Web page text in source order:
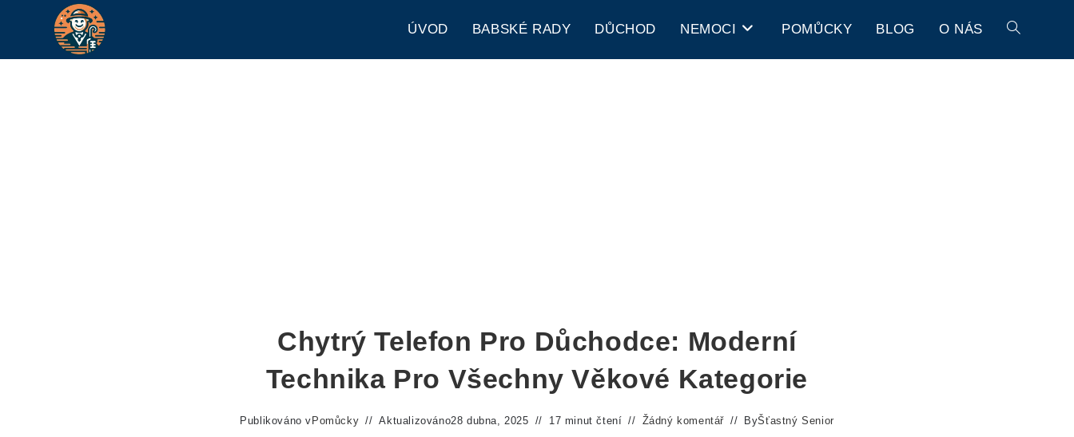
ÚVOD BABSKÉ RADY DŮCHOD NEMOCI POMŮCKY BLOG O NÁS
Chytrý Telefon Pro Důchodce: Moderní
Technika Pro Všechny Věkové Kategorie
Publikováno v Pomůcky Aktualizováno28 dubna, 2025 17 minut čtení Žádný komentář ByŠťastný Senior